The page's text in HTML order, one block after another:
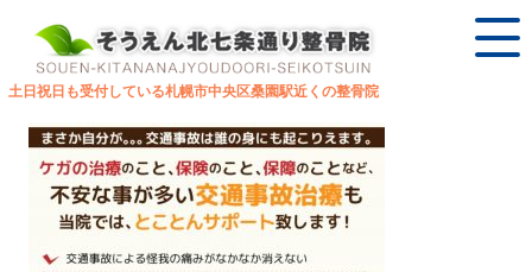
土日祝日も受付している札幌市中央区桑園駅近くの整骨院